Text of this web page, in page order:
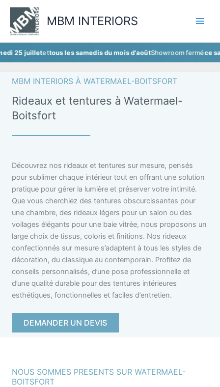
Aller
contenu
MBM INTERIORS
ettous les samedis du mois d'aoûtShowroom ferméce samedi 25
MBM INTERIORS À WATERMAEL-BOITSFORT
Rideaux et tentures à Watermael-
Boitsfort
Découvrez nos rideaux et tentures sur mesure, pensés
pour sublimer chaque intérieur tout en offrant une solution
pratique pour gérer la lumière et préserver votre intimité.
Que vous cherchiez des tentures obscurcissantes pour
une chambre, des rideaux légers pour un salon ou des
voilages élégants pour une baie vitrée, nous proposons un
large choix de tissus, coloris et finitions. Nos rideaux
confectionnés sur mesure s’adaptent à tous les styles de
décoration, du classique au contemporain. Profitez de
conseils personnalisés, d’une pose professionnelle et
d’une qualité durable pour des tentures intérieures
esthétiques, fonctionnelles et faciles d’entretien.
DEMANDER UN DEVIS
NOUS SOMMES PRESENTS SUR WATERMAEL-
BOITSFORT